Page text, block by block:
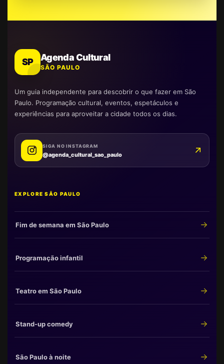
SP Agenda Cultural
SÃO PAULO
Um guia independente para descobrir o que fazer em São
Paulo. Programação cultural, eventos, espetáculos e
experiências para aproveitar a cidade todos os dias.
SIGA NO INSTAGRAM
@agenda_cultural_sao_paulo
EXPLORE SÃO PAULO
Fim de semana em São Paulo
Programação infantil
Teatro em São Paulo
Stand-up comedy
São Paulo à noite